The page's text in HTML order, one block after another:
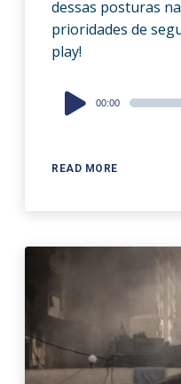
dessas posturas
prioridades de
play!
READ MORE
Audio
Player
00:00